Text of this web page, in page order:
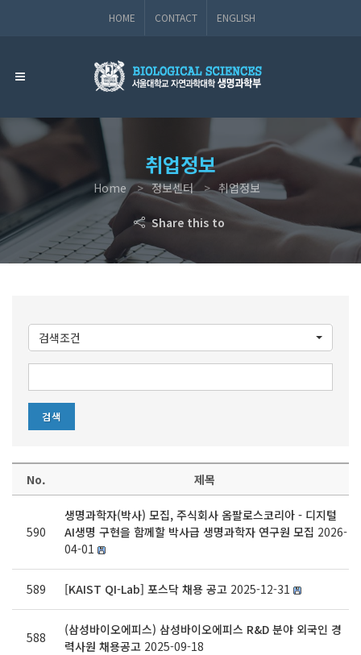
HOME CONTACT ENGLISH
취업정보
Home 정보센터 취업정보
Share this to
검색조건
No. 제목
590
생명과학자(박사) 모집, 주식회사 옴팔로스코리아 - 디지털
AI생명 구현을 함께할 박사급 생명과학자 연구원 모집 2026-
04-01
589 [KAIST QI-Lab] 포스닥 채용 공고 2025-12-31
588
(삼성바이오에피스) 삼성바이오에피스 R&D 분야 외국인 경
력사원 채용공고 2025-09-18